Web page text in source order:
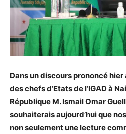
Dans un discours prononcé hier
des chefs d’Etats de l’IGAD à
République M. Ismail Omar
souhaiterais aujourd’hui que
non seulement une lecture